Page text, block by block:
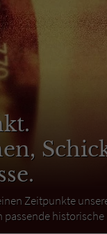
Zeitpunkte
passende historische